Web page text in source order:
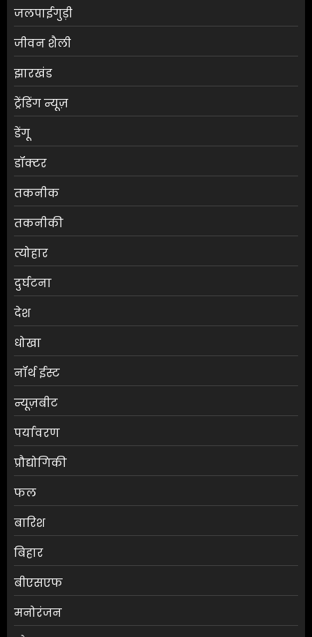
जलपाईगुड़ी
जीवन शैली
झारखंड
ट्रेंडिंग न्यूज़
डेंगू
डॉक्टर
तकनीक
तकनीकी
त्योहार
दुर्घटना
देश
धोखा
नॉर्थ ईस्ट
न्यूज़बीट
पर्यावरण
प्रौद्योगिकी
फल
बारिश
बिहार
बीएसएफ
मनोरंजन